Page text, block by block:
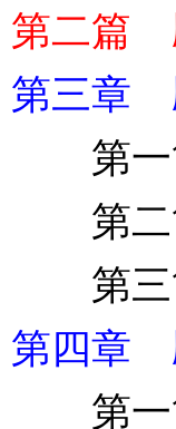
第二篇
第三章
第一
第二
第三
第四章
第一